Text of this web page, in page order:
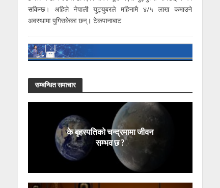
सकिन्छ। अहिले नेपाली युट्युबरले महिनामै ४/५ लाख कमाउने
अवस्थामा पुगिसकेका छन्। टेकपानाबाट
सम्बन्धित समाचार
के बृहस्पतिको चन्द्रमामा जीवन
सम्भव छ ?